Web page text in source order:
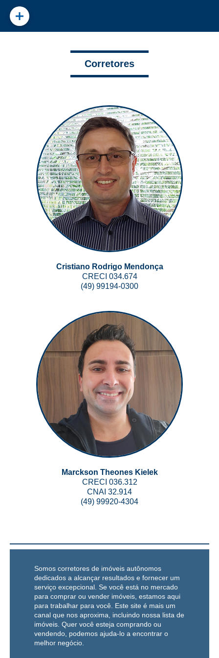
Corretores
Cristiano Rodrigo Mendonça
CRECI 034.674
(49) 99194-0300
Marckson Theones Kielek
CRECI 036.312
CNAI 32.914
(49) 99920-4304
Somos corretores de imóveis autônomos
dedicados a alcançar resultados e fornecer um
serviço excepcional. Se você está no mercado
para comprar ou vender imóveis, estamos aqui
para trabalhar para você. Este site é mais um
canal que nos aproxima, incluindo nossa lista de
imóveis. Quer você esteja comprando ou
vendendo, podemos ajuda-lo a encontrar o
melhor negócio.